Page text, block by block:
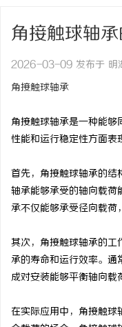
角接触球轴
2026-03-09 发布于 明
角接触球轴承
角接触球轴承是一种能够
性能和运行稳定性方面表
首先，角接触球轴承的
轴承能够承受的轴向载荷
承不仅能够承受径向载荷
其次，角接触球轴承的工
承的寿命和运行效率。
成对安装能够平衡轴向载
在实际应用中，角接触球